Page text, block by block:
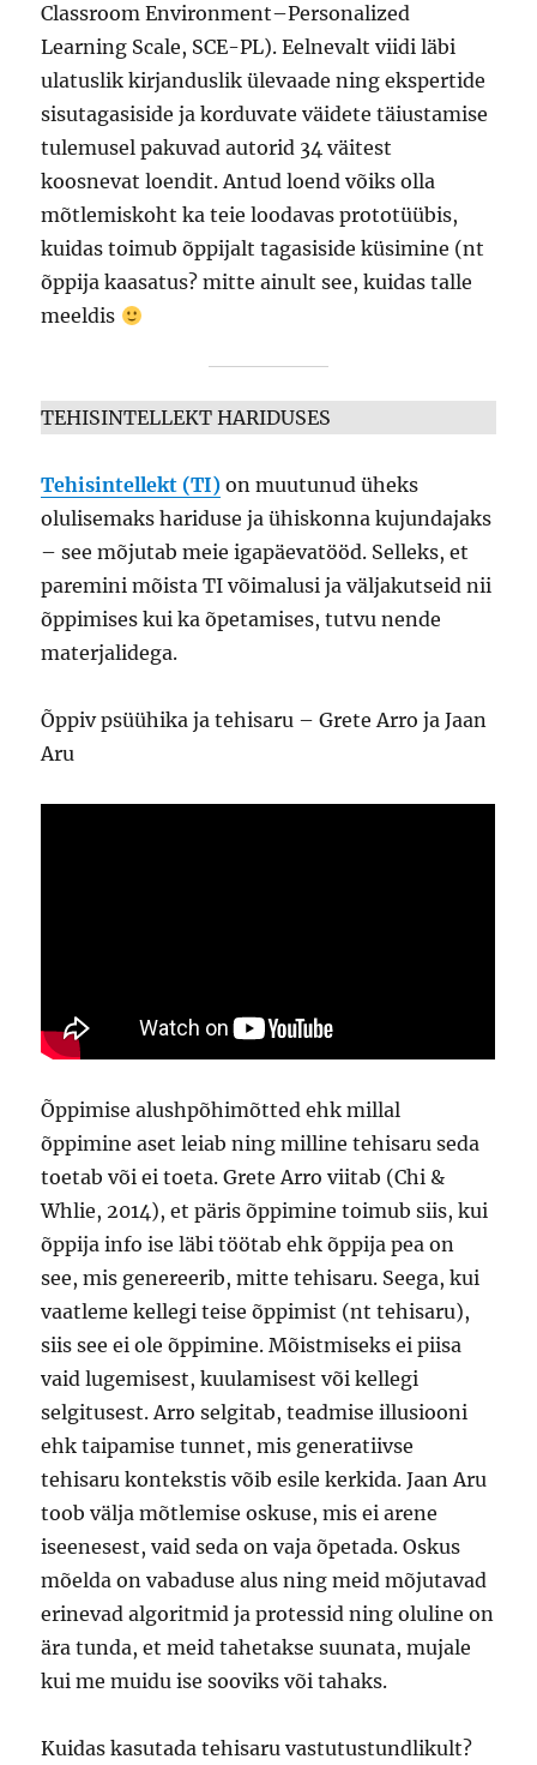
Classroom Environment–Personalized
Learning Scale, SCE-PL). Eelnevalt viidi läbi
ulatuslik kirjanduslik ülevaade ning ekspertide
sisutagasiside ja korduvate väidete täiustamise
tulemusel pakuvad autorid 34 väitest
koosnevat loendit. Antud loend võiks olla
mõtlemiskoht ka teie loodavas prototüübis,
kuidas toimub õppijalt tagasiside küsimine (nt
õppija kaasatus? mitte ainult see, kuidas talle
meeldis
TEHISINTELLEKT HARIDUSES
Tehisintellekt (TI) on muutunud üheks
olulisemaks hariduse ja ühiskonna kujundajaks
– see mõjutab meie igapäevatööd. Selleks, et
paremini mõista TI võimalusi ja väljakutseid nii
õppimises kui ka õpetamises, tutvu nende
materjalidega.
Õppiv psüühika ja tehisaru – Grete Arro ja Jaan
Aru
Õppimise alushpõhimõtted ehk millal
õppimine aset leiab ning milline tehisaru seda
toetab või ei toeta. Grete Arro viitab (Chi &
Whlie, 2014), et päris õppimine toimub siis, kui
õppija info ise läbi töötab ehk õppija pea on
see, mis genereerib, mitte tehisaru. Seega, kui
vaatleme kellegi teise õppimist (nt tehisaru),
siis see ei ole õppimine. Mõistmiseks ei piisa
vaid lugemisest, kuulamisest või kellegi
selgitusest. Arro selgitab, teadmise illusiooni
ehk taipamise tunnet, mis generatiivse
tehisaru kontekstis võib esile kerkida. Jaan Aru
toob välja mõtlemise oskuse, mis ei arene
iseenesest, vaid seda on vaja õpetada. Oskus
mõelda on vabaduse alus ning meid mõjutavad
erinevad algoritmid ja protessid ning oluline on
ära tunda, et meid tahetakse suunata, mujale
kui me muidu ise sooviks või tahaks.
Kuidas kasutada tehisaru vastutustundlikult?